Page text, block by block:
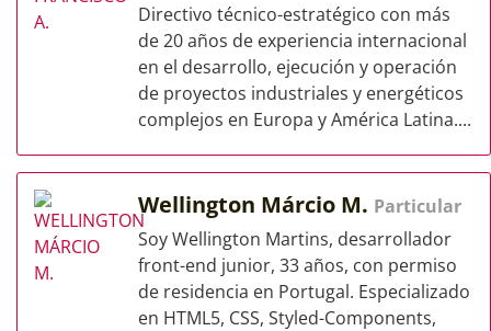
Directivo técnico-estratégico con más
de 20 años de experiencia internacional
en el desarrollo, ejecución y operación
de proyectos industriales y energéticos
complejos en Europa y América Latina....
Wellington Márcio M. Particular
Soy Wellington Martins, desarrollador
front-end junior, 33 años, con permiso
de residencia en Portugal. Especializado
en HTML5, CSS, Styled-Components,